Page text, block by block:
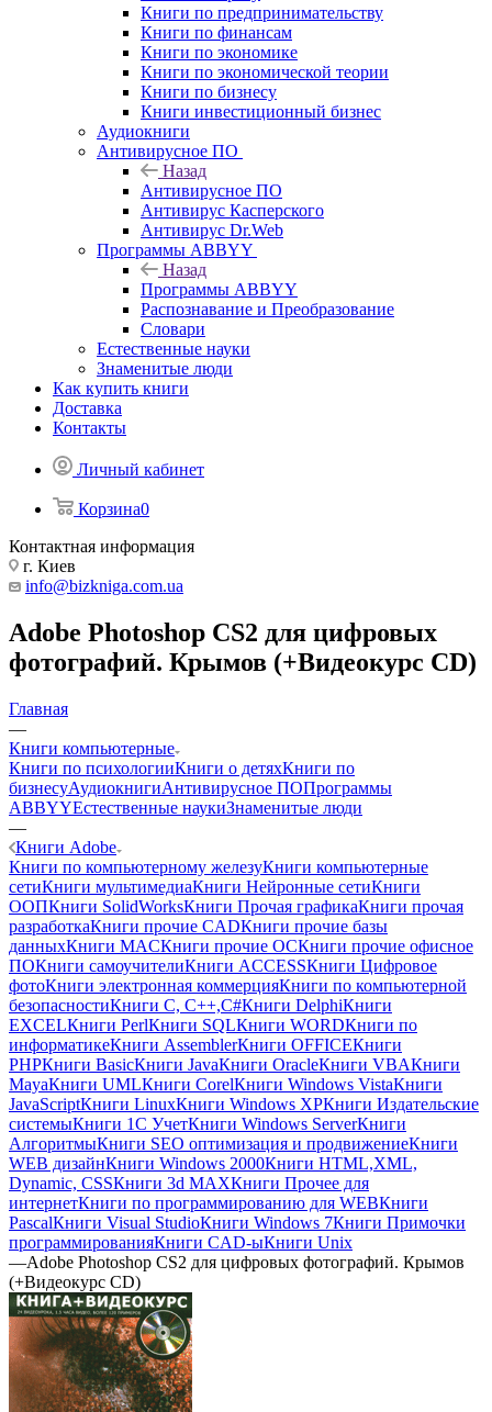
Книги по предпринимательству
Книги по финансам
Книги по экономике
Книги по экономической теории
Книги по бизнесу
Книги инвестиционный бизнес
Аудиокниги
Антивирусное ПО
Назад
Антивирусное ПО
Антивирус Касперского
Антивирус Dr.Web
Программы ABBYY
Назад
Программы ABBYY
Распознавание и Преобразование
Словари
Естественные науки
Знаменитые люди
Как купить книги
Доставка
Контакты
Личный кабинет
Корзина0
Контактная информация
г. Киев
info@bizkniga.com.ua
Adobe Photoshop CS2 для цифровых
фотографий. Крымов (+Видеокурс CD)
Главная
—
Книги компьютерные
Книги по психологииКниги о детяхКниги по
бизнесуАудиокнигиАнтивирусное ПОПрограммы
ABBYYЕстественные наукиЗнаменитые люди
—
Книги Adobe
Книги по компьютерному железуКниги компьютерные
сетиКниги мультимедиаКниги Нейронные сетиКниги
ООПКниги SolidWorksКниги Прочая графикаКниги прочая
разработкаКниги прочие CADКниги прочие базы
данныхКниги MACКниги прочие ОСКниги прочие офисное
ПОКниги самоучителиКниги ACCESSКниги Цифровое
фотоКниги электронная коммерцияКниги по компьютерной
безопасностиКниги C, C++,С#Книги DelphiКниги
EXCELКниги PerlКниги SQLКниги WORDКниги по
информатикеКниги AssemblerКниги OFFICEКниги
PHPКниги BasicКниги JavaКниги OracleКниги VBAКниги
MayaКниги UMLКниги CorelКниги Windows VistaКниги
JavaScriptКниги LinuxКниги Windows XPКниги Издательские
системыКниги 1C УчетКниги Windows ServerКниги
АлгоритмыКниги SEO оптимизация и продвижениеКниги
WEB дизайнКниги Windows 2000Книги HTML,XML,
Dynamic, CSSКниги 3d MAXКниги Прочее для
интернетКниги по программированию для WEBКниги
PascalКниги Visual StudioКниги Windows 7Книги Примочки
программированияКниги CAD-ыКниги Unix
—Adobe Photoshop CS2 для цифровых фотографий. Крымов
(+Видеокурс CD)